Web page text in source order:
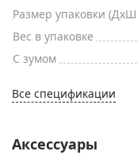
Размер упаковки
Вес в упаковке
С зумом
Все спецификации
Аксессуары